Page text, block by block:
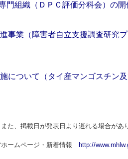
門組織（ＤＰＣ評価分科会）の開
事業（障害者自立支援調査研究
について（タイ産マンゴスチン及
た、掲載日が発表日より遅れる場合があ
ホームページ・新着情報
http://